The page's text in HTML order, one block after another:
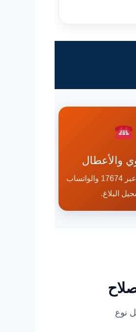
والأعطال
تواصل مباشر عبر 17674 والواتساب
البلاغ.
نوع